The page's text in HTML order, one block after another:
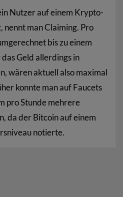
Nutzer auf einem Krypto-
nennt man Claiming. Pro
bis zu einem
Geld allerdings in
wären aktuell also maximal
konnte man auf Faucets
pro Stunde mehrere
da der Bitcoin auf einem
notierte.